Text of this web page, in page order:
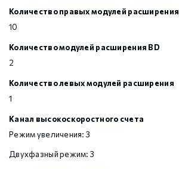
Количество правых модулей расширения
10
Количество модулей расширения BD
2
Количество левых модулей расширения
1
Канал высокоскоростного счета
Режим увеличения: 3
Двухфазный режим: 3